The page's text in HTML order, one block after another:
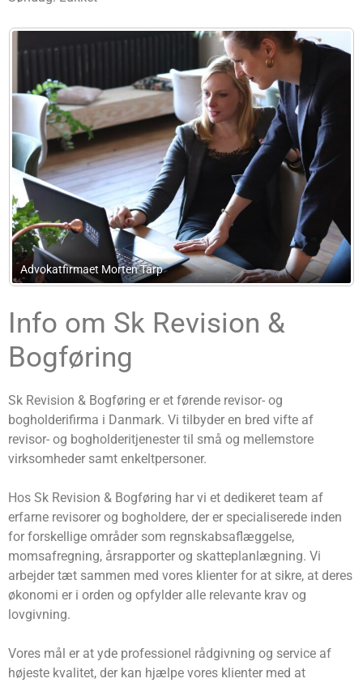
Advokatfirmaet Sølgaard & Knudsen
Info om Sk Revision &
Bogføring
Sk Revision & Bogføring er et førende revisor- og
bogholderifirma i Danmark. Vi tilbyder en bred vifte af
revisor- og bogholderitjenester til små og mellemstore
virksomheder samt enkeltpersoner.
Hos Sk Revision & Bogføring har vi et dedikeret team af
erfarne revisorer og bogholdere, der er specialiserede inden
for forskellige områder som regnskabsaflæggelse,
momsafregning, årsrapporter og skatteplanlægning. Vi
arbejder tæt sammen med vores klienter for at sikre, at deres
økonomi er i orden og opfylder alle relevante krav og
lovgivning.
Vores mål er at yde professionel rådgivning og service af
højeste kvalitet, der kan hjælpe vores klienter med at